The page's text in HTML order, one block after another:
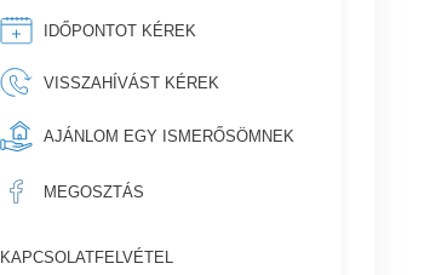
IDŐPONTOT KÉREK
VISSZAHÍVÁST KÉREK
AJÁNLOM EGY ISMERŐSÖMNEK
MEGOSZTÁS
KAPCSOLATFELVÉTEL